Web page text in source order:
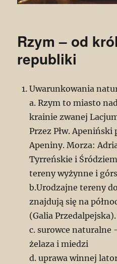
Rzym – od
republiki
Uwarunkowania
a. Rzym to miasto
krainie zwanej
Przez Płw.
Apeniny. Morza:
Tyrreńskie i
tereny wyżynne i
b.Urodzajne tereny
znajdują się na
(Galia Przedalpejska).
c. surowce
żelaza i miedzi
d. uprawa winnej